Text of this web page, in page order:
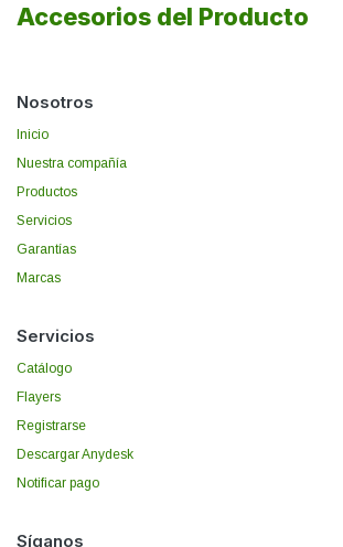
Accesorios del Producto
Nosotros
Inicio
Nuestra compañía
Productos
Servicios
Garantías
Marcas
Servicios
Catálogo
Flayers
Registrarse
Descargar Anydesk
Notificar pago
Síganos